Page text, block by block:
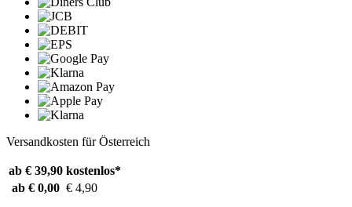
Versandkosten für Österreich
ab € 39,90 kostenlos*
ab € 0,00 € 4,90